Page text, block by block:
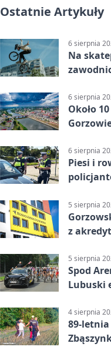
Ostatnie Artykuły
6 sierpnia
Na
6 sierpnia
Około
6 sierpnia
Piesi i
5 sierpnia
z
5 sierpnia
Spod
Lubuski
4 sierpnia
89-letnia